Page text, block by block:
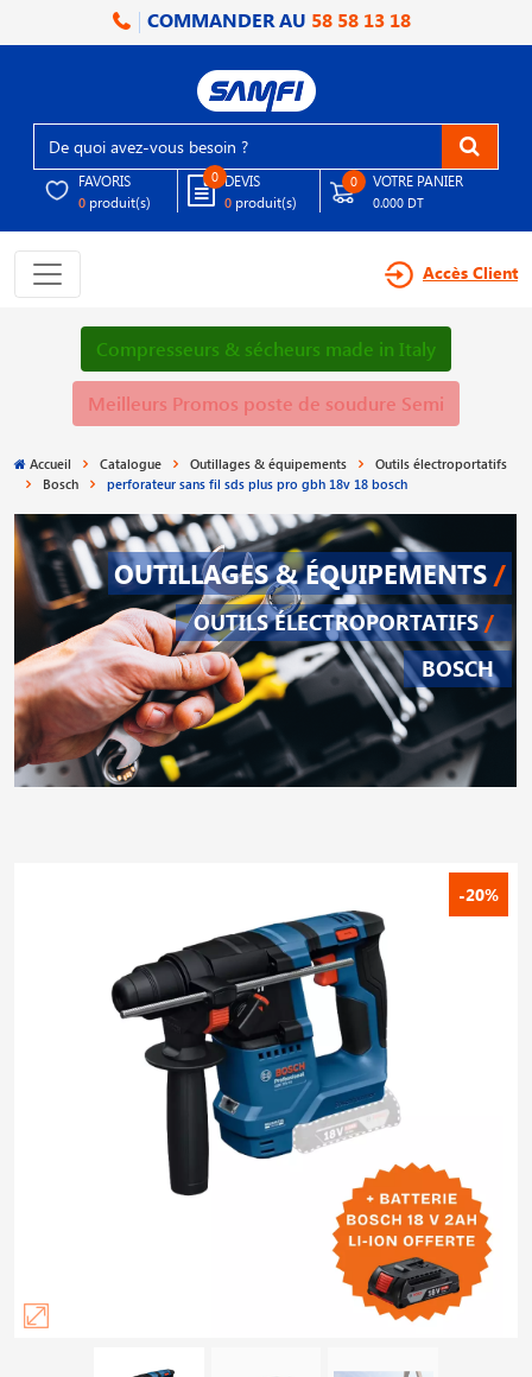
COMMANDER AU 58 58 13 18
FAVORIS
0 produit(s)
0 DEVIS
0 produit(s)
0 VOTRE PANIER
0.000 DT
Accès Client
Compresseurs & sécheurs made in Italy
Meilleurs Promos poste de soudure Semi
Accueil Catalogue Outillages & équipements
Outils électroportatifs
Bosch
perforateur sans fil sds plus pro gbh 18v 18 bosch
OUTILLAGES & ÉQUIPEMENTS /
OUTILS ÉLECTROPORTATIFS /
BOSCH
-20%